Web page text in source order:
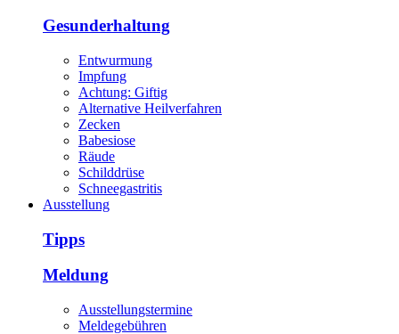
Gesunderhaltung
Entwurmung
Impfung
Achtung: Giftig
Alternative Heilverfahren
Zecken
Babesiose
Räude
Schilddrüse
Schneegastritis
Ausstellung
Tipps
Meldung
Ausstellungstermine
Meldegebühren